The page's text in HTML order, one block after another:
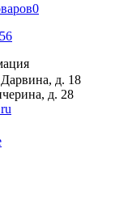
0
д. 18
д. 28